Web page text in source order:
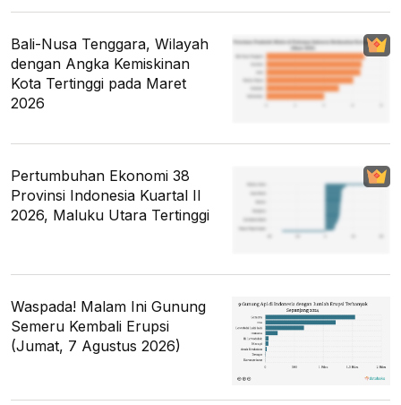
Bali-Nusa Tenggara, Wilayah
dengan Angka Kemiskinan
Kota Tertinggi pada Maret
2026
Pertumbuhan Ekonomi 38
Provinsi Indonesia Kuartal II
2026, Maluku Utara Tertinggi
Waspada! Malam Ini Gunung
Semeru Kembali Erupsi
(Jumat, 7 Agustus 2026)